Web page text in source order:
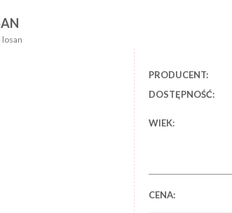
losan
PRODUCENT:
DOSTĘPNOŚĆ:
WIEK:
CENA: